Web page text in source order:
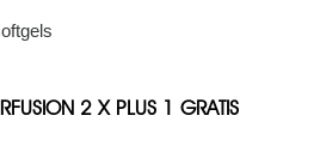
2 X PLUS 1 GRATIS